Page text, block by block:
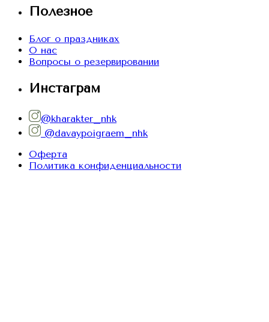
Полезное
Блог о праздниках
О нас
Вопросы о резервировании
Инстаграм
@kharakter_nhk
@davaypoigraem_nhk
Оферта
Политика конфиденциальности